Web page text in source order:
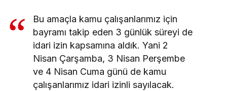
Bu amaçla kamu çalışanlarımız için
bayramı takip eden 3 günlük süreyi de
idari izin kapsamına aldık. Yani 2
Nisan Çarşamba, 3 Nisan Perşembe
ve 4 Nisan Cuma günü de kamu
çalışanlarımız idari izinli sayılacak.